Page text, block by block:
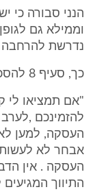
הנני סבורה כי
וממילא גם
נדרשת להרחבה
כך, סעיף 8 להסכם התיווך קובע כי :
"אם תמציאו לי
להזמינכם
העסקה, למען לא
אבחר לא לעשות
העסקה . אין
התיווך המגיעים